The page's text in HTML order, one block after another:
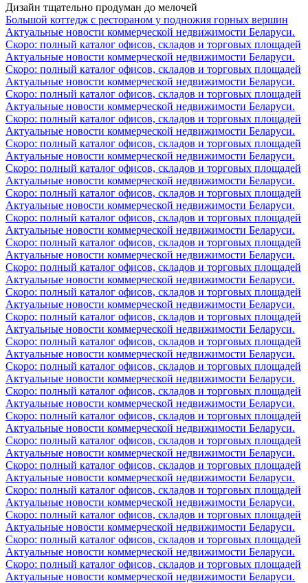
Дизайн тщательно продуман до мелочей
Большой коттедж c рестораном у подножия горных вершин
Актуальные новости коммерческой недвижимости Беларуси.
Скоро: полный каталог офисов, складов и торговых площадей
Актуальные новости коммерческой недвижимости Беларуси.
Скоро: полный каталог офисов, складов и торговых площадей
Актуальные новости коммерческой недвижимости Беларуси.
Скоро: полный каталог офисов, складов и торговых площадей
Актуальные новости коммерческой недвижимости Беларуси.
Скоро: полный каталог офисов, складов и торговых площадей
Актуальные новости коммерческой недвижимости Беларуси.
Скоро: полный каталог офисов, складов и торговых площадей
Актуальные новости коммерческой недвижимости Беларуси.
Скоро: полный каталог офисов, складов и торговых площадей
Актуальные новости коммерческой недвижимости Беларуси.
Скоро: полный каталог офисов, складов и торговых площадей
Актуальные новости коммерческой недвижимости Беларуси.
Скоро: полный каталог офисов, складов и торговых площадей
Актуальные новости коммерческой недвижимости Беларуси.
Скоро: полный каталог офисов, складов и торговых площадей
Актуальные новости коммерческой недвижимости Беларуси.
Скоро: полный каталог офисов, складов и торговых площадей
Актуальные новости коммерческой недвижимости Беларуси.
Скоро: полный каталог офисов, складов и торговых площадей
Актуальные новости коммерческой недвижимости Беларуси.
Скоро: полный каталог офисов, складов и торговых площадей
Актуальные новости коммерческой недвижимости Беларуси.
Скоро: полный каталог офисов, складов и торговых площадей
Актуальные новости коммерческой недвижимости Беларуси.
Скоро: полный каталог офисов, складов и торговых площадей
Актуальные новости коммерческой недвижимости Беларуси.
Скоро: полный каталог офисов, складов и торговых площадей
Актуальные новости коммерческой недвижимости Беларуси.
Скоро: полный каталог офисов, складов и торговых площадей
Актуальные новости коммерческой недвижимости Беларуси.
Скоро: полный каталог офисов, складов и торговых площадей
Актуальные новости коммерческой недвижимости Беларуси.
Скоро: полный каталог офисов, складов и торговых площадей
Актуальные новости коммерческой недвижимости Беларуси.
Скоро: полный каталог офисов, складов и торговых площадей
Актуальные новости коммерческой недвижимости Беларуси.
Скоро: полный каталог офисов, складов и торговых площадей
Актуальные новости коммерческой недвижимости Беларуси.
Скоро: полный каталог офисов, складов и торговых площадей
Актуальные новости коммерческой недвижимости Беларуси.
Скоро: полный каталог офисов, складов и торговых площадей
Актуальные новости коммерческой недвижимости Беларуси.